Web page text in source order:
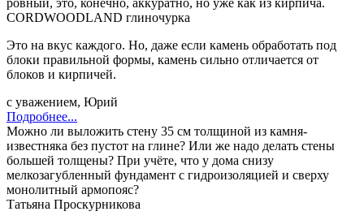
CORDWOODLAND глиночурка
Это на вкус каждого. Но, даже если камень обработать под
блоки правильной формы, камень сильно отличается от
блоков и кирпичей.
с уважением, Юрий
Подробнее...
Можно ли выложить стену 35 см толщиной из камня-
известняка без пустот на глине? Или же надо делать стены
большей толщены? При учёте, что у дома снизу
мелкозагубленный фундамент с гидроизоляцией и сверху
монолитный армопояс?
Татьяна Проскурникова